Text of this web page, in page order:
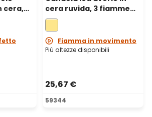
cera,
di 5 su 5 stelle
cera ruvida, 3 fiamme
mobili, h 15 cm, Ø 15 cm
Fiamma in movimento
Più altezze disponibili
25,67 €
59344